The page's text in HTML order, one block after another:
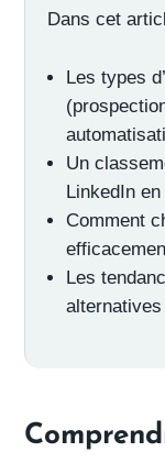
Dans cet
Les types
Un
LinkedIn
Comment
Les